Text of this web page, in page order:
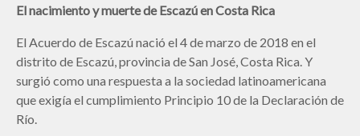
El nacimiento y muerte de Escazú en Costa Rica
El Acuerdo de Escazú nació el 4 de marzo de 2018 en el
distrito de Escazú, provincia de San José, Costa Rica. Y
surgió como una respuesta a la sociedad latinoamericana
que exigía el cumplimiento Principio 10 de la Declaración de
Río.